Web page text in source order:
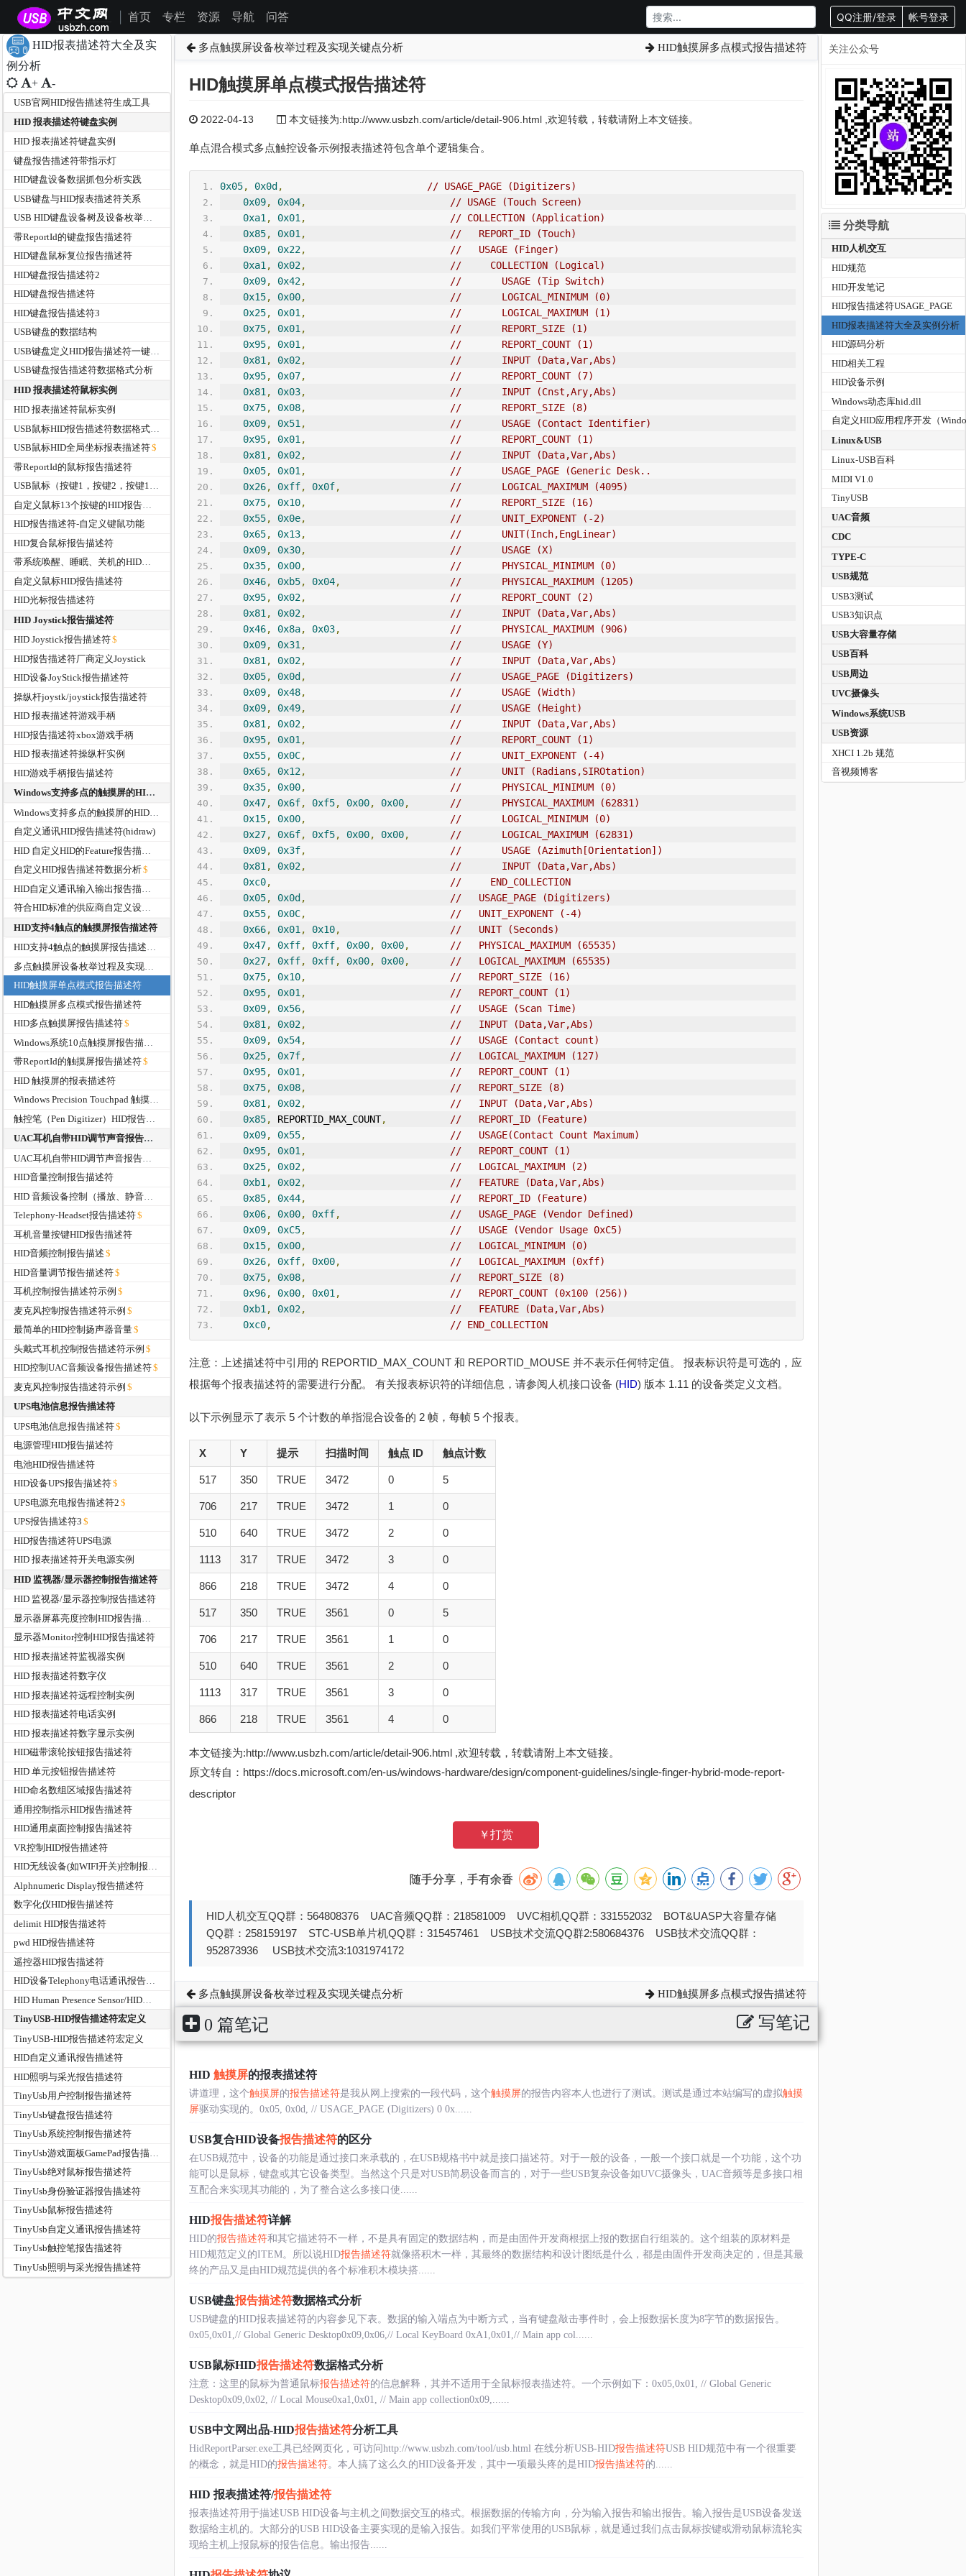
首页 专栏 资源 导航 问答 QQ注册/登录 帐号登录
HID报表描述符大全及实
例分析
+ -
USB官网HID报告描述符生成工具
HID 报表描述符键盘实例
HID 报表描述符键盘实例
键盘报告描述符带指示灯
HID键盘设备数据抓包分析实践
USB键盘与HID报表描述符关系
USB HID键盘设备树及设备枚举过程分析
带ReportId的键盘报告描述符
HID键盘鼠标复位报告描述符
HID键盘报告描述符2
HID键盘报告描述符
HID键盘报告描述符3
USB键盘的数据结构
USB键盘报告描述符数据格式分析
HID 报表描述符鼠标实例
HID 报表描述符鼠标实例
USB鼠标HID全局坐标报表描述符
带ReportId的鼠标报告描述符
USB鼠标（按键1，按键2，按键12）HID报告描术符
HID报告描述符-自定义键鼠功能
HID复合鼠标报告描述符
带系统唤醒、睡眠、关机的HID鼠标报告描述符
自定义鼠标HID报告描述符
HID光标报告描述符
HID Joystick报告描述符
HID Joystick报告描述符
HID报告描述符厂商定义Joystick
HID设备JoyStick报告描述符
操纵杆joystk/joystick报告描述符
HID 报表描述符游戏手柄
HID报告描述符xbox游戏手柄
HID 报表描述符操纵杆实例
HID游戏手柄报告描述符
Windows支持多点的触摸屏的HID报告描述符
自定义通讯HID报告描述符(hidraw)
自定义HID报告描述符数据分析
符合HID标准的供应商自定义设备HID报告描述符
HID支持4触点的触摸屏报告描述符
HID支持4触点的触摸屏报告描述符
HID触摸屏单点模式报告描述符
HID触摸屏多点模式报告描述符
HID多点触摸屏报告描述符
带ReportId的触摸屏报告描述符
HID 触摸屏的报表描述符
Windows Precision Touchpad 触摸板报告描述符
UAC耳机自带HID调节声音报告描述符
HID音量控制报告描述符
Telephony-Headset报告描述符
耳机音量按键HID报告描述符
HID音频控制报告描述
HID音量调节报告描述符
耳机控制报告描述符示例
麦克风控制报告描述符示例
最简单的HID控制扬声器音量
头戴式耳机控制报告描述符示例
HID控制UAC音频设备报告描述符
麦克风控制报告描述符示例
UPS电池信息报告描述符
UPS电池信息报告描述符
电源管理HID报告描述符
电池HID报告描述符
HID设备UPS报告描述符
UPS电源充电报告描述符2
UPS报告描述符3
HID报告描述符UPS电源
HID 报表描述符开关电源实例
HID 监视器/显示器控制报告描述符
HID 监视器/显示器控制报告描述符
显示器Monitor控制HID报告描述符
HID 报表描述符监视器实例
HID 报表描述符数字仪
HID 报表描述符远程控制实例
HID 报表描述符电话实例
HID 报表描述符数字显示实例
HID磁带滚轮按钮报告描述符
HID 单元按钮报告描述符
HID命名数组区域报告描述符
通用控制指示HID报告描述符
HID通用桌面控制报告描述符
VR控制HID报告描述符
HID无线设备(如WIFI开关)控制报告描述符
Alphnumeric Display报告描述符
数字化仪HID报告描述符
delimit HID报告描述符
pwd HID报告描述符
遥控器HID报告描述符
HID设备Telephony电话通讯报告描述符
TinyUSB-HID报告描述符宏定义
TinyUSB-HID报告描述符宏定义
HID自定义通讯报告描述符
HID照明与采光报告描述符
TinyUsb用户控制报告描述符
TinyUsb键盘报告描述符
TinyUsb系统控制报告描述符
TinyUsb绝对鼠标报告描述符
TinyUsb身份验证器报告描述符
TinyUsb鼠标报告描述符
TinyUsb自定义通讯报告描述符
TinyUsb触控笔报告描述符
TinyUsb照明与采光报告描述符
多点触摸屏设备枚举过程及实现关键点分析 HID触摸屏多点模式报告描述符
HID触摸屏单点模式报告描述符
2022-04-13 本文链接为:http://www.usbzh.com/article/detail-906.html ,欢迎转载，转载请附上本文链接。
单点混合模式多点触控设备示例报表描述符包含单个逻辑集合。
0x05, 0x0d , // USAGE_PAGE (Digitizers)
0x09, 0x04,
// USAGE (Touch Screen)
0xa1 , 0x01 ,
// COLLECTION (Application)
0x85, 0x01 ,
//   REPORT_ID (Touch)
0x09, 0x22,
//   USAGE (Finger)
0xa1 , 0x02,
//     COLLECTION (Logical)
0x09, 0x42,
//       USAGE (Tip Switch)
0x15, 0x00, //       LOGICAL_MINIMUM (0)
0x25, 0x01 ,
//       LOGICAL_MAXIMUM (1)
0x75, 0x01 ,
//       REPORT_SIZE (1)
0x95, 0x01 ,
//       REPORT_COUNT (1)
0x81 , 0x02, // INPUT (Data,Var,Abs)
0x95, 0x07,
//       REPORT_COUNT (7)
0x81 , 0x03, // INPUT (Cnst,Ary,Abs)
0x75, 0x08,
//       REPORT_SIZE (8)
0x09, 0x51 ,
//       USAGE (Contact Identifier)
0x95, 0x01 ,
//       REPORT_COUNT (1)
0x81 , 0x02,
//       INPUT (Data,Var,Abs)
0x05, 0x01 , // USAGE_PAGE (Generic Desk..
0x26, 0xff, 0x0f,
//       LOGICAL_MAXIMUM (4095)
0x75, 0x10,
//       REPORT_SIZE (16)
0x55, 0x0e,
//       UNIT_EXPONENT (-2)
0x65, 0x13,
//       UNIT(Inch,EngLinear)
0x09, 0x30,
//       USAGE (X)
0x35, 0x00,
//       PHYSICAL_MINIMUM (0)
0x46, 0xb5, 0x04,
//       PHYSICAL_MAXIMUM (1205)
0x95, 0x02,
//       REPORT_COUNT (2)
0x81 , 0x02,
//       INPUT (Data,Var,Abs)
0x46, 0x8a, 0x03,
//       PHYSICAL_MAXIMUM (906)
0x09, 0x31 ,
//       USAGE (Y)
0x81 , 0x02,
//       INPUT (Data,Var,Abs)
0x05, 0x0d , // USAGE_PAGE (Digitizers)
0x09, 0x48,
//       USAGE (Width)
0x09, 0x49,
//       USAGE (Height)
0x81 , 0x02,
//       INPUT (Data,Var,Abs)
0x95, 0x01 ,
//       REPORT_COUNT (1)
0x55, 0x0C,
//       UNIT_EXPONENT (-4)
0x65, 0x12,
//       UNIT (Radians,SIROtation)
0x35, 0x00,
//       PHYSICAL_MINIMUM (0)
0x47, 0x6f, 0xf5, 0x00, 0x00,
//       PHYSICAL_MAXIMUM (62831)
0x15, 0x00,
//       LOGICAL_MINIMUM (0)
0x27, 0x6f, 0xf5, 0x00, 0x00,
//       LOGICAL_MAXIMUM (62831)
0x09, 0x3f,
//       USAGE (Azimuth[Orientation])
0x81 , 0x02,
//       INPUT (Data,Var,Abs)
0xc0,
//     END_COLLECTION
0x05, 0x0d ,
//   USAGE_PAGE (Digitizers)
0x55, 0x0C,
//   UNIT_EXPONENT (-4)
0x66, 0x01 , 0x10,
//   UNIT (Seconds)
0x47, 0xff, 0xff, 0x00, 0x00,
//   PHYSICAL_MAXIMUM (65535)
0x27, 0xff, 0xff, 0x00, 0x00,
//   LOGICAL_MAXIMUM (65535)
0x75, 0x10,
//   REPORT_SIZE (16)
0x95, 0x01 ,
//   REPORT_COUNT (1)
0x09, 0x56,
//   USAGE (Scan Time)
0x81 , 0x02,
//   INPUT (Data,Var,Abs)
0x09, 0x54,
//   USAGE (Contact count)
0x25, 0x7f,
//   LOGICAL_MAXIMUM (127)
0x95, 0x01 ,
//   REPORT_COUNT (1)
0x75, 0x08,
//   REPORT_SIZE (8)
0x81 , 0x02,
//   INPUT (Data,Var,Abs)
0x85, REPORTID_MAX_COUNT,
//   REPORT_ID (Feature)
0x09, 0x55,
//   USAGE(Contact Count Maximum)
0x95, 0x01 ,
//   REPORT_COUNT (1)
0x25, 0x02,
//   LOGICAL_MAXIMUM (2)
0xb1 , 0x02,
//   FEATURE (Data,Var,Abs)
0x85, 0x44,
//   REPORT_ID (Feature)
0x06, 0x00, 0xff,
//   USAGE_PAGE (Vendor Defined)
0x09, 0xC5,
//   USAGE (Vendor Usage 0xC5)
0x15, 0x00,
//   LOGICAL_MINIMUM (0)
0x26, 0xff, 0x00,
//   LOGICAL_MAXIMUM (0xff)
0x75, 0x08,
//   REPORT_SIZE (8)
0x96, 0x00, 0x01 ,
//   REPORT_COUNT (0x100 (256))
0xb1 , 0x02,
//   FEATURE (Data,Var,Abs)
0xc0, // END_COLLECTION
注意：上述描述符中引用的 REPORTID_MAX_COUNT 和 REPORTID_MOUSE 并不表示任何特定值。 报表标识符是可选的，应
根据每个报表描述符的需要进行分配。 有关报表标识符的详细信息，请参阅人机接口设备 (HID) 版本 1.11 的设备类定义文档。
以下示例显示了表示 5 个计数的单指混合设备的 2 帧，每帧 5 个报表。
X Y 提示 扫描时间 触点 ID 触点计数
517 350 TRUE 3472 0 5
706 217 TRUE 3472 1 0
510 640 TRUE 3472 2 0
1113 317 TRUE 3472 3 0
866 218 TRUE 3472 4 0
517 350 TRUE 3561 0 5
706 217 TRUE 3561 1 0
510 640 TRUE 3561 2 0
1113 317 TRUE 3561 3 0
866 218 TRUE 3561 4 0
本文链接为:http://www.usbzh.com/article/detail-906.html ,欢迎转载，转载请附上本文链接。
原文转自：https://docs.microsoft.com/en-us/windows-hardware/design/component-guidelines/single-finger-hybrid-mode-report-
descriptor
￥打赏
随手分享，手有余香
HID人机交互QQ群：564808376 UAC音频QQ群：218581009 UVC相机QQ群：331552032 BOT&UASP大容量存储
QQ群：258159197 STC-USB单片机QQ群：315457461 USB技术交流QQ群2:580684376 USB技术交流QQ群：
952873936 USB技术交流3:1031974172
多点触摸屏设备枚举过程及实现关键点分析 HID触摸屏多点模式报告描述符
0 篇笔记 写笔记
HID 触摸屏的报表描述符
讲道理，这个触摸屏的报告描述符是我从网上搜索的一段代码，这个触摸屏的报告内容本人也进行了测试。测试是通过本站编写的虚拟触摸
屏驱动实现的。0x05, 0x0d, // USAGE_PAGE (Digitizers) 0 0x......
USB复合HID设备报告描述符的区分
在USB规范中，设备的功能是通过接口来承载的，在USB规格书中就是接口描述符。对于一般的设备，一般一个接口就是一个功能，这个功
能可以是鼠标，键盘或其它设备类型。当然这个只是对USB简易设备而言的，对于一些USB复杂设备如UVC摄像头，UAC音频等是多接口相
互配合来实现其功能的，为了整合这么多接口使......
HID报告描述符详解
HID的报告描述符和其它描述符不一样，不是具有固定的数据结构，而是由固件开发商根据上报的数据自行组装的。这个组装的原材料是
HID规范定义的ITEM。所以说HID报告描述符就像搭积木一样，其最终的数据结构和设计图纸是什么，都是由固件开发商决定的，但是其最
终的产品又是由HID规范提供的各个标准积木模块搭......
USB键盘报告描述符数据格式分析
USB键盘的HID报表描述符的内容参见下表。数据的输入端点为中断方式，当有键盘敲击事件时，会上报数据长度为8字节的数据报告。
0x05,0x01,// Global Generic Desktop0x09,0x06,// Local KeyBoard 0xA1,0x01,// Main app col......
USB鼠标HID报告描述符数据格式分析
注意：这里的鼠标为普通鼠标报告描述符的信息解释，其并不适用于全鼠标报表描述符。一个示例如下：0x05,0x01, // Global Generic
Desktop0x09,0x02, // Local Mouse0xa1,0x01, // Main app collection0x09,......
USB中文网出品-HID报告描述符分析工具
HidReportParser.exe工具已经网页化，可访问http://www.usbzh.com/tool/usb.html 在线分析USB-HID报告描述符USB HID规范中有一个很重要
的概念，就是HID的报告描述符。本人搞了这么久的HID设备开发，其中一项最头疼的是HID报告描述符的......
HID 报表描述符/报告描述符
报表描述符用于描述USB HID设备与主机之间数据交互的格式。根据数据的传输方向，分为输入报告和输出报告。输入报告是USB设备发送
数据给主机的。大部分的USB HID设备主要实现的是输入报告。如我们平常使用的USB鼠标，就是通过我们点击鼠标按键或滑动鼠标流轮实
现给主机上报鼠标的报告信息。输出报告......
关注公众号
分类导航
HID人机交互
HID规范
HID开发笔记
HID报告描述符USAGE_PAGE
HID报表描述符大全及实例分析
HID源码分析
HID相关工程
HID设备示例
Windows动态库hid.dll
自定义HID应用程序开发（
Linux&USB
Linux-USB百科
MIDI V1.0
TinyUSB
UAC音频
CDC
TYPE-C
USB规范
USB3测试
USB3知识点
USB大容量存储
USB百科
USB周边
UVC摄像头
Windows系统USB
USB资源
XHCI 1.2b 规范
音视频博客